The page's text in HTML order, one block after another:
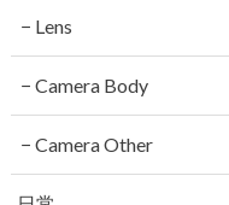
Lens
Camera Body
Camera Other